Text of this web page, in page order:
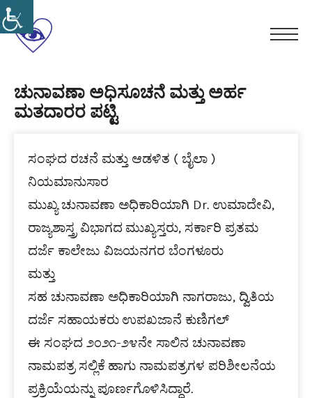
Skip
to
content
ಕರ್ನಾಟಕ
ರಾಜ್ಯ
ಅಂಧ
ನೌಕರರ
ಸಮಾನತೆ
ಸ್ವಗೌರವ
ಚುನಾವಣಾ ಅಧಿಸೂಚನೆ ಮತ್ತು ಅರ್ಹ
ಮತದಾರರ ಪಟ್ಟಿ
ಸಂಘದ ರಚನೆ ಮತ್ತು ಆಡಳಿತ ( ಬೈಲಾ )
ನಿಯಮಾನುಸಾರ
ಮುಖ್ಯ ಚುನಾವಣಾ ಅಧಿಕಾರಿಯಾಗಿ Dr. ಉಮಾದೇವಿ,
ರಾಜ್ಯಶಾಸ್ತ್ರ ವಿಭಾಗದ ಮುಖ್ಯಸ್ತರು, ಸರ್ಕಾರಿ ಪ್ರತಮ
ದರ್ಜೆ ಕಾಲೇಜು ವಿಜಯನಗರ ಬೆಂಗಳೂರು
ಮತ್ತು
ಸಹ ಚುನಾವಣಾ ಅಧಿಕಾರಿಯಾಗಿ ನಾಗರಾಜು, ದ್ವಿತಿಯ
ದರ್ಜೆ ಸಹಾಯಕರು ಉಪಖಜಾನೆ ಕುಣಿಗಲ್‌
ಈ ಸಂಘದ ೨೦೨೧-೨೪ನೇ ಸಾಲಿನ ಚುನಾವಣಾ
ನಾಮಪತ್ರ ಸಲ್ಲಿಕೆ ಹಾಗು ನಾಮಪತ್ರಗಳ ಪರಿಶೀಲನೆಯ
ಪ್ರಕ್ರಿಯೆಯನ್ನು ಪೂರ್ಣಗೊಳಿಸಿದ್ದಾರೆ.